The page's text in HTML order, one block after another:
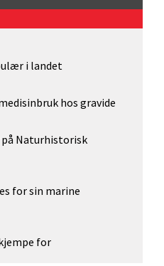
i landet
hos gravide
Naturhistorisk
for sin marine
for